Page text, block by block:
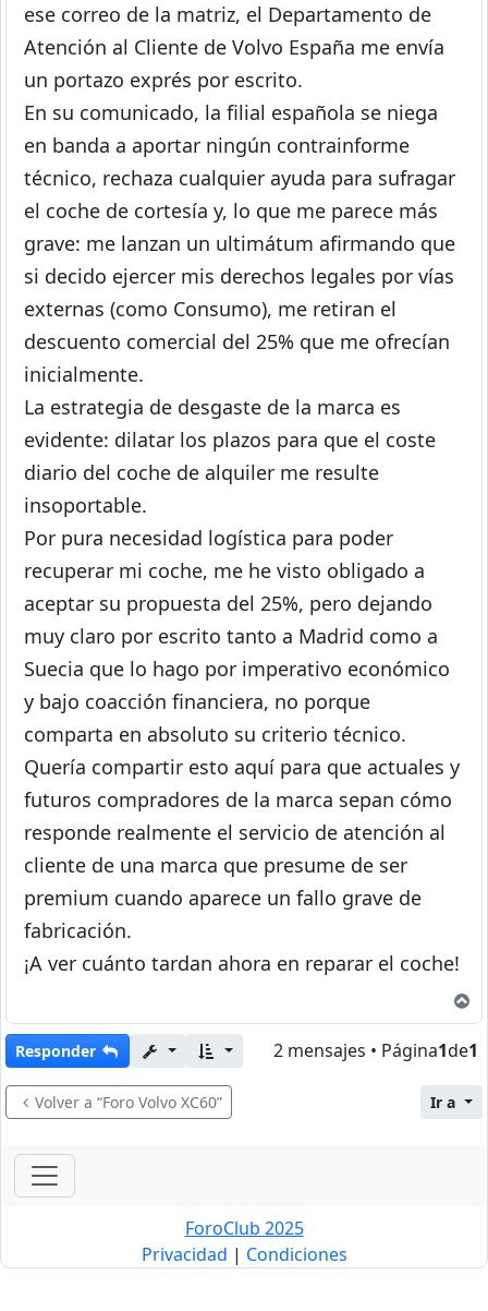
ese correo de la matriz, el Departamento de
Atención al Cliente de Volvo España me envía
un portazo exprés por escrito.
En su comunicado, la filial española se niega
en banda a aportar ningún contrainforme
técnico, rechaza cualquier ayuda para sufragar
el coche de cortesía y, lo que me parece más
grave: me lanzan un ultimátum afirmando que
si decido ejercer mis derechos legales por vías
externas (como Consumo), me retiran el
descuento comercial del 25% que me ofrecían
inicialmente.
La estrategia de desgaste de la marca es
evidente: dilatar los plazos para que el coste
diario del coche de alquiler me resulte
insoportable.
Por pura necesidad logística para poder
recuperar mi coche, me he visto obligado a
aceptar su propuesta del 25%, pero dejando
muy claro por escrito tanto a Madrid como a
Suecia que lo hago por imperativo económico
y bajo coacción financiera, no porque
comparta en absoluto su criterio técnico.
Quería compartir esto aquí para que actuales y
futuros compradores de la marca sepan cómo
responde realmente el servicio de atención al
cliente de una marca que presume de ser
premium cuando aparece un fallo grave de
fabricación.
¡A ver cuánto tardan ahora en reparar el coche!
Responder 2 mensajes • Página1de1
Volver a “Foro Volvo XC60” Ir a
ForoClub 2025
Privacidad | Condiciones